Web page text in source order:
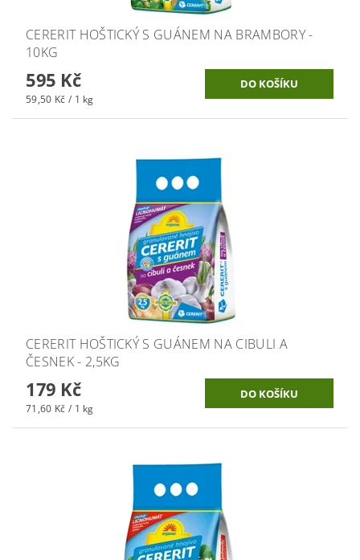
CERERIT HOŠTICKÝ S GUÁNEM NA BRAMBORY -
10KG
595 Kč
59,50 Kč / 1 kg
CERERIT HOŠTICKÝ S GUÁNEM NA CIBULI A
ČESNEK - 2,5KG
179 Kč
71,60 Kč / 1 kg